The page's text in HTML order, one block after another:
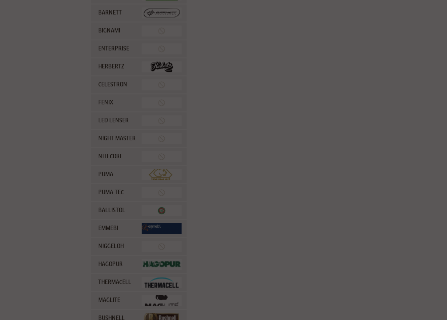
BARNETT
BIGNAMI
ENTERPRISE
HERBERTZ
CELESTRON
FENIX
LED LENSER
NIGHT MASTER
NITECORE
PUMA
PUMA TEC
BALLISTOL
EMMEBI
NIGGELOH
HAGOPUR
THERMACELL
MAGLITE
BUSHNELL